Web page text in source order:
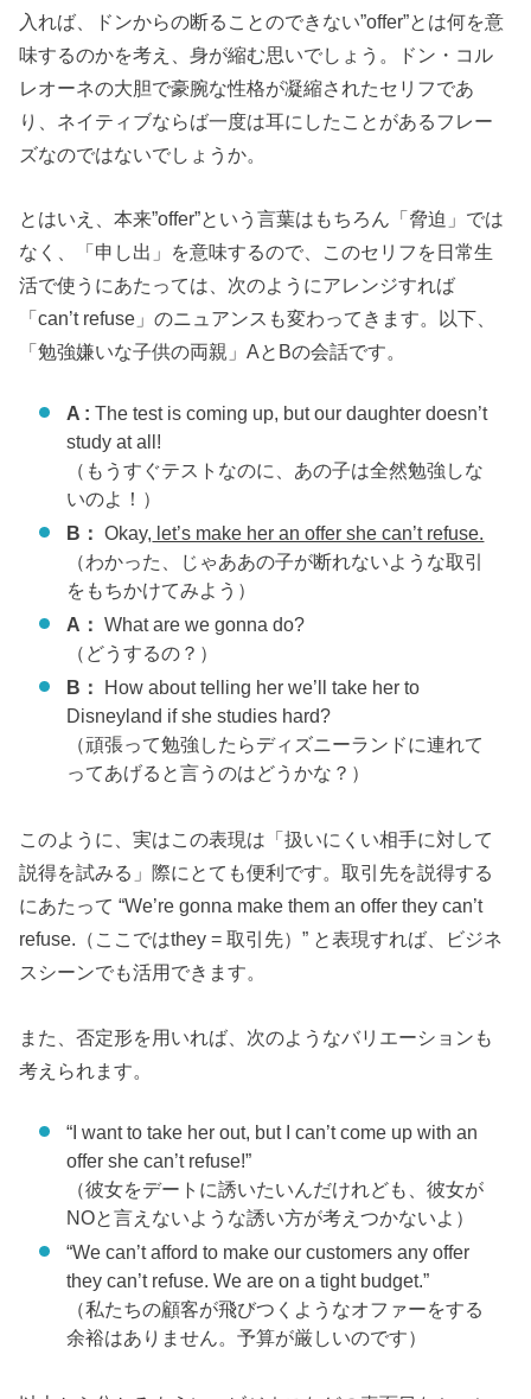
入れば、ドンからの断ることのできない”offer”とは何を意
味するのかを考え、身が縮む思いでしょう。ドン・コル
レオーネの大胆で豪腕な性格が凝縮されたセリフであ
り、ネイティブならば一度は耳にしたことがあるフレー
ズなのではないでしょうか。
とはいえ、本来”offer”という言葉はもちろん「脅迫」では
なく、「申し出」を意味するので、このセリフを日常生
活で使うにあたっては、次のようにアレンジすれば
「can’t refuse」のニュアンスも変わってきます。以下、
「勉強嫌いな子供の両親」AとBの会話です。
A : The test is coming up, but our daughter doesn’t
study at all!
（もうすぐテストなのに、あの子は全然勉強しな
いのよ！）
B： Okay, let’s make her an offer she can’t refuse.
（わかった、じゃああの子が断れないような取引
をもちかけてみよう）
A： What are we gonna do?
（どうするの？）
B：
How about telling her we’ll take her to
Disneyland if she studies hard?
（頑張って勉強したらディズニーランドに連れて
ってあげると言うのはどうかな？）
このように、実はこの表現は「扱いにくい相手に対して
説得を試みる」際にとても便利です。取引先を説得する
にあたって “We’re gonna make them an offer they can’t
refuse.（ここではthey = 取引先）” と表現すれば、ビジネ
スシーンでも活用できます。
また、否定形を用いれば、次のようなバリエーションも
考えられます。
“I want to take her out, but I can’t come up with an
offer she can’t refuse!”
（彼女をデートに誘いたいんだけれども、彼女が
NOと言えないような誘い方が考えつかないよ）
“We can’t afford to make our customers any offer
they can’t refuse. We are on a tight budget.”
（私たちの顧客が飛びつくようなオファーをする
余裕はありません。予算が厳しいのです）